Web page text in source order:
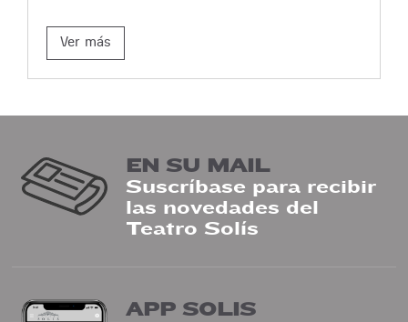
Ver más
EN SU MAIL
Suscríbase para recibir
las novedades del
Teatro Solís
APP SOLIS